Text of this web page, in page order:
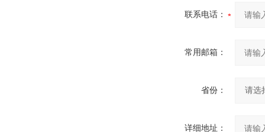
联系电话：
常用邮箱：
省份：
详细地址：